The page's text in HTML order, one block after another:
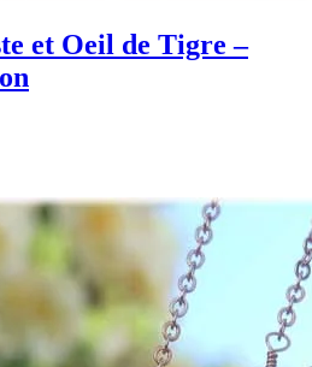
et Oeil de Tigre –